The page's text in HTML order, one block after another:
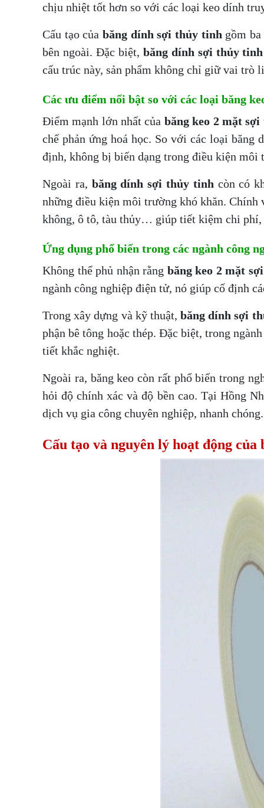
chịu nhiệt tốt hơn so với các loại keo dính
Cấu tạo của băng dính sợi thủy tinh gồm
bên ngoài. Đặc biệt, băng dính sợi thủy
cấu trúc này, sản phẩm không chỉ giữ vai trò
Các ưu điểm nổi bật so với các loại băng
Điểm mạnh lớn nhất của băng keo 2 mặt
chế phản ứng hoá học. So với các loại băng
định, không bị biến dạng trong điều kiện môi
Ngoài ra, băng dính sợi thủy tinh còn có
những điều kiện môi trường khó khăn. Chính
không, ô tô, tàu thủy… giúp tiết kiệm chi phí,
Ứng dụng phổ biến trong các ngành công
Không thể phủ nhận rằng băng keo 2 mặt
ngành công nghiệp điện tử, nó giúp cố định
Trong xây dựng và kỹ thuật, băng dính sợi
phận bê tông hoặc thép. Đặc biệt, trong
tiết khắc nghiệt.
Ngoài ra, băng keo còn rất phổ biến trong
hỏi độ chính xác và độ bền cao. Tại Hồng
dịch vụ gia công chuyên nghiệp, nhanh chóng.
Cấu tạo và nguyên lý hoạt động